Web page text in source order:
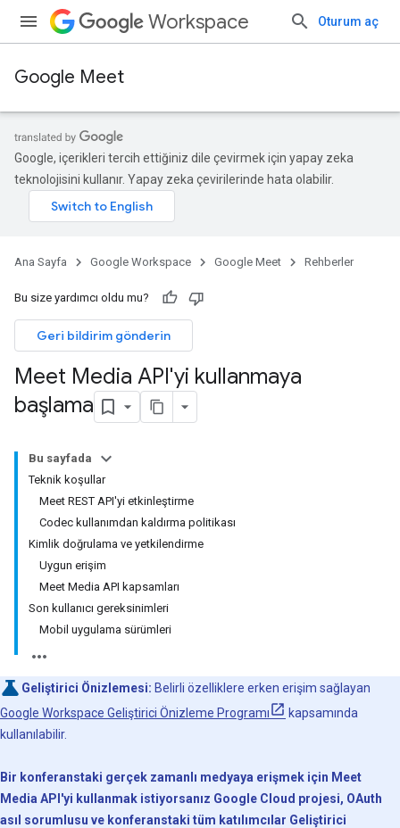
Workspace Oturum aç
Google Meet
Google, içerikleri tercih ettiğiniz dile çevirmek için yapay zeka
teknolojisini kullanır. Yapay zeka çevirilerinde hata olabilir.
Ana Sayfa Google Workspace Google Meet Rehberler
Bu size yardımcı oldu mu?
Geri bildirim gönderin
Meet Media API'yi kullanmaya
başlama
Bu sayfada
Teknik koşullar
Meet REST API'yi etkinleştirme
Codec kullanımdan kaldırma politikası
Kimlik doğrulama ve yetkilendirme
Uygun erişim
Meet Media API kapsamları
Son kullanıcı gereksinimleri
Mobil uygulama sürümleri
Geliştirici Önizlemesi: Belirli özelliklere erken erişim sağlayan
Google Workspace Geliştirici Önizleme Programı
kapsamında
kullanılabilir.
Bir konferanstaki gerçek zamanlı medyaya erişmek için Meet
Media API'yi kullanmak istiyorsanız Google Cloud projesi, OAuth
asıl sorumlusu ve konferanstaki tüm katılımcılar Geliştirici